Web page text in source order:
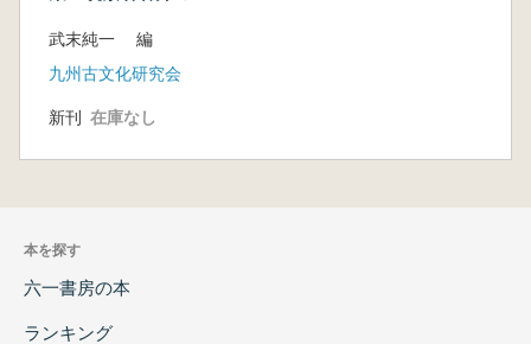
武末純一 編
九州古文化研究会
新刊 在庫なし
本を探す
六一書房の本
ランキング